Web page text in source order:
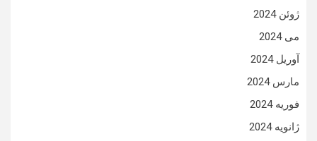
ژوئن 2024
می 2024
آوریل 2024
مارس 2024
فوریه 2024
ژانویه 2024